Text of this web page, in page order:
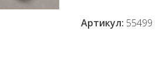
Артикул: 55499